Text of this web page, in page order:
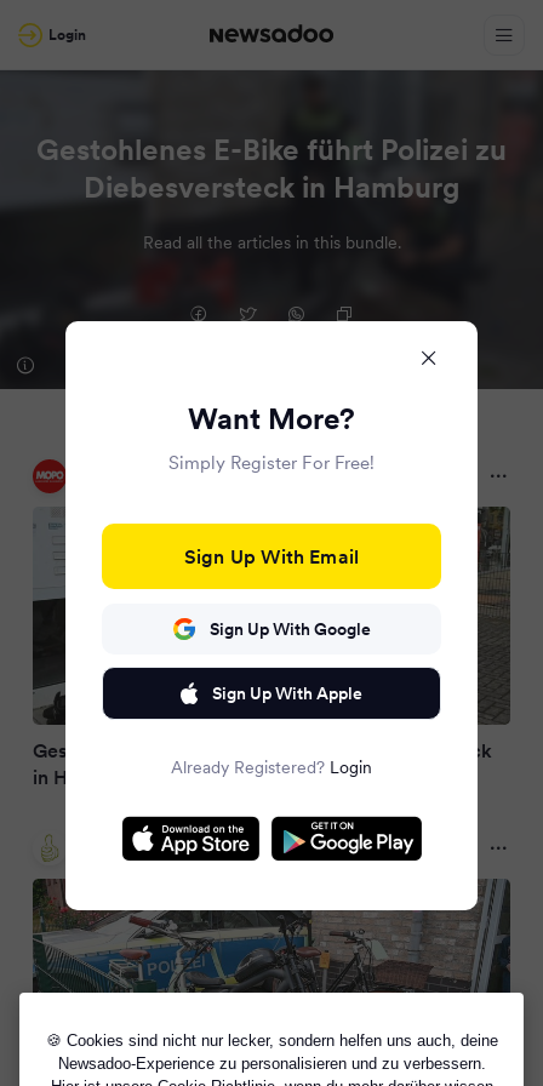
🍪 Cookies sind nicht nur lecker, sondern helfen uns auch, deine
Newsadoo-Experience zu personalisieren und zu verbessern.
Login
Gestohlenes E-Bike führt Polizei zu
Diebesversteck in Hamburg
Read all the articles in this bundle.
Hamburger Morgenpost
Gestohlenes E-Bike führt Polizei zu Diebesversteck
in Hamburg
besser-im-blick.de
2 months ago
Want More?
Simply Register For Free!
Sign Up With Email
Sign Up With Google
Sign Up With Apple
Already Registered? Login